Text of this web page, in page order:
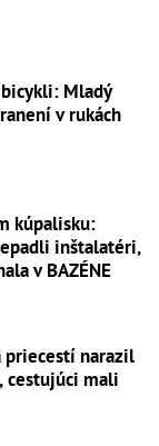
bicykli: Mladý
v rukách
kúpalisku:
inštalatéri,
v BAZÉNE
priecestí narazil
cestujúci mali